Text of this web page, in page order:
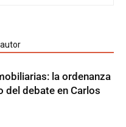
la ordenanza
del debate en Carlos